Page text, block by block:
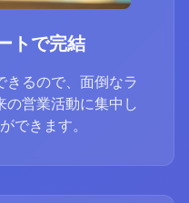
トで完結
きるので、面倒なラ
の営業活動に集中し
できます。